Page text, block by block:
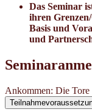
Das Seminar
ihren
Basis und
und
Ankommen: Die